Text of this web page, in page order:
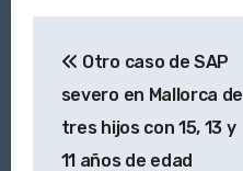
de
entradas
Otro caso de SAP
severo en Mallorca de
tres hijos con 15, 13 y
11 años de edad